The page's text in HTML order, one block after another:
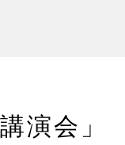
演会」